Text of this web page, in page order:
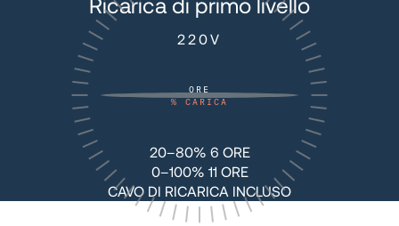
59
60
61
58
60
220V
ORE
%CARICA
20–80% 6 ORE
0–100% 11 ORE
CAVO DI RICARICA INCLUSO